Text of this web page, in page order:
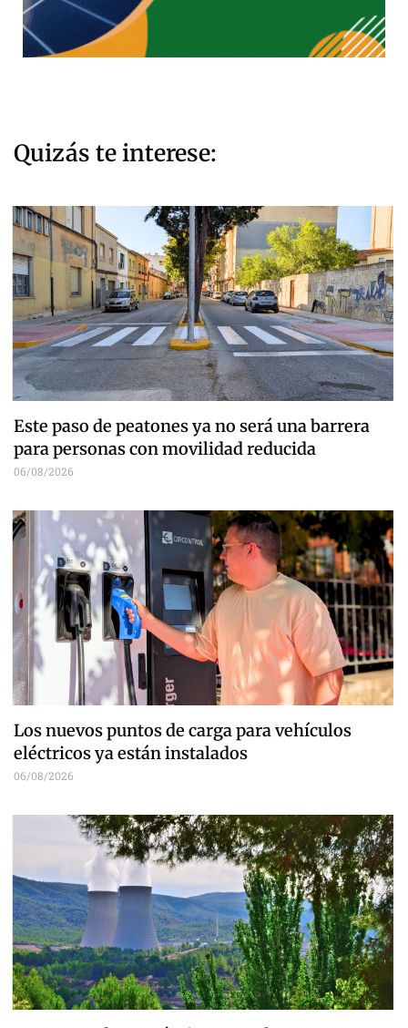
Quizás te interese:
Este paso de peatones ya no será una barrera
para personas con movilidad reducida
06/08/2026
Los nuevos puntos de carga para vehículos
eléctricos ya están instalados
06/08/2026